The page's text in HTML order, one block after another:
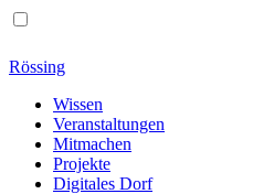
Rössing
Wissen
Veranstaltungen
Mitmachen
Projekte
Digitales Dorf